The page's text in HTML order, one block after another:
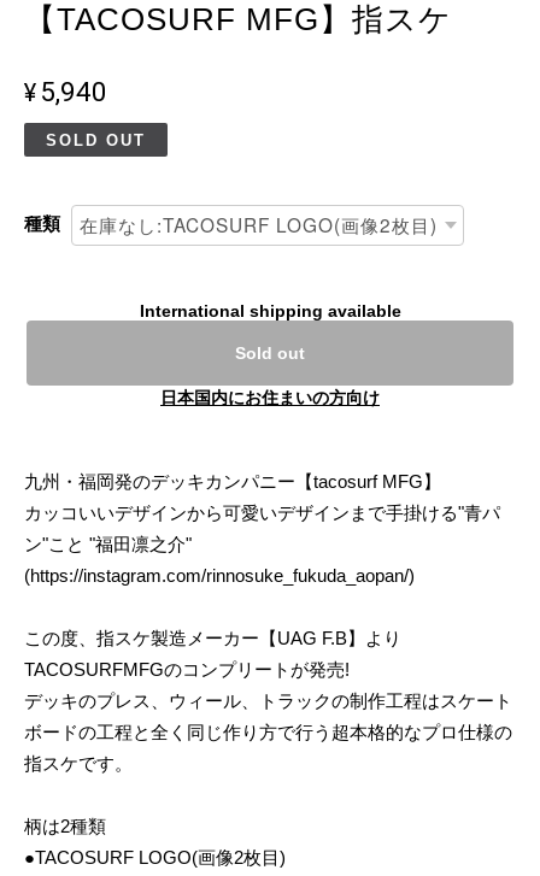
【TACOSURF MFG】指スケ
¥5,940
SOLD OUT
種類
International shipping available
Sold out
日本国内にお住まいの方向け
九州・福岡発のデッキカンパニー【tacosurf MFG】
カッコいいデザインから可愛いデザインまで手掛ける"青パ
ン"こと "福田凛之介"
(https://instagram.com/rinnosuke_fukuda_aopan/)
この度、指スケ製造メーカー【UAG F.B】より
TACOSURFMFGのコンプリートが発売!
デッキのプレス、ウィール、トラックの制作工程はスケート
ボードの工程と全く同じ作り方で行う超本格的なプロ仕様の
指スケです。
柄は2種類
●TACOSURF LOGO(画像2枚目)